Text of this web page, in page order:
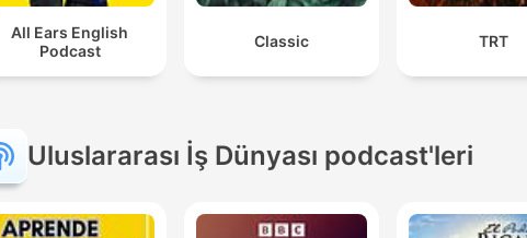
All Ears English
Podcast
Classic TRT
Uluslararası İş Dünyası podcast'leri